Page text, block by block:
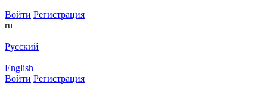
Войти Регистрация
ru
Русский
English
Войти Регистрация